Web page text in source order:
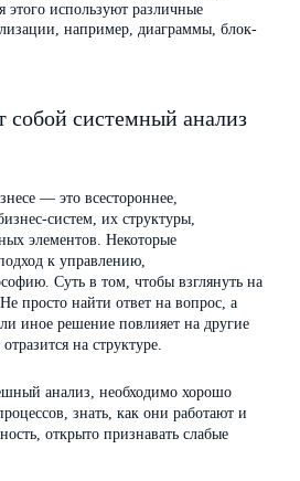
этого используют различные
например, диаграммы, блок-
собой системный анализ
— это всестороннее,
систем, их структуры,
элементов. Некоторые
к управлению,
Суть в том, чтобы взглянуть на
просто найти ответ на вопрос, а
иное решение повлияет на другие
на структуре.
анализ, необходимо хорошо
знать, как они работают и
открыто признавать слабые